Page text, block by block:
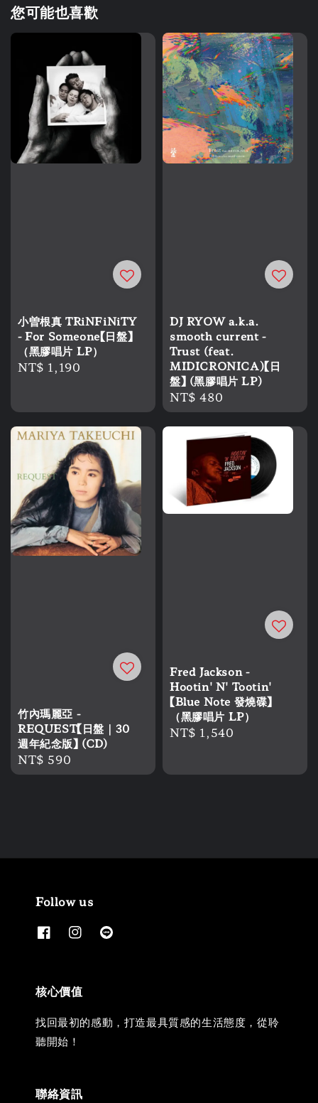
您可能也喜歡
小曽根真 TRiNFiNiTY
- For Someone【日盤】
（黑膠唱片 LP）
Regular
NT$ 1,190
DJ RYOW a.k.a.
smooth current -
Trust (feat.
MIDICRONICA)【日
盤】 (黑膠唱片 LP)
Regular
price
NT$ 480
竹內瑪麗亞 -
REQUEST【日盤｜30
週年紀念版】 (CD)
Regular
price
NT$ 590
Fred Jackson -
Hootin' N' Tootin'
【Blue Note 發燒碟】
（黑膠唱片 LP）
Regular
NT$ 1,540
Follow us
核心價值
找回最初的感動，打造最具質感的生活態度，從聆
聽開始！
聯絡資訊